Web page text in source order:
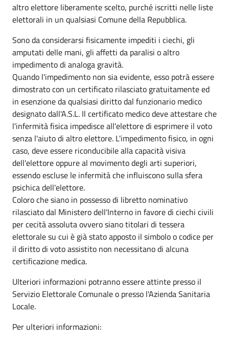
altro elettore liberamente scelto, purché iscritti nelle liste
elettorali in un qualsiasi Comune della Repubblica.
Sono da considerarsi fisicamente impediti i ciechi, gli
amputati delle mani, gli affetti da paralisi o altro
impedimento di analoga gravità.
Quando l'impedimento non sia evidente, esso potrà essere
dimostrato con un certificato rilasciato gratuitamente ed
in esenzione da qualsiasi diritto dal funzionario medico
designato dall'A.S.L. Il certificato medico deve attestare che
l'infermità fisica impedisce all'elettore di esprimere il voto
senza l'aiuto di altro elettore. L'impedimento fisico, in ogni
caso, deve essere riconducibile alla capacità visiva
dell'elettore oppure al movimento degli arti superiori,
essendo escluse le infermità che influiscono sulla sfera
psichica dell'elettore.
Coloro che siano in possesso di libretto nominativo
rilasciato dal Ministero dell'Interno in favore di ciechi civili
per cecità assoluta ovvero siano titolari di tessera
elettorale su cui è già stato apposto il simbolo o codice per
il diritto di voto assistito non necessitano di alcuna
certificazione medica.
Ulteriori informazioni potranno essere attinte presso il
Servizio Elettorale Comunale o presso l'Azienda Sanitaria
Locale.
Per ulteriori informazioni: